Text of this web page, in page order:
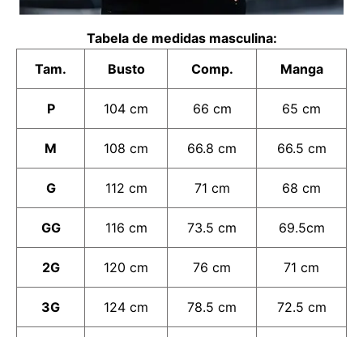
Tabela de medidas masculina:
Tam.
Busto Comp. Manga
P 104 cm 66 cm 65 cm
M 108 cm 66.8 cm 66.5 cm
G 112 cm 71 cm 68 cm
GG 116 cm 73.5 cm 69.5cm
2G 120 cm 76 cm 71 cm
3G 124 cm 78.5 cm 72.5 cm